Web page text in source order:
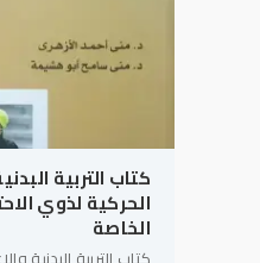
كتاب التربية
الحركية لذوي
الخاصة